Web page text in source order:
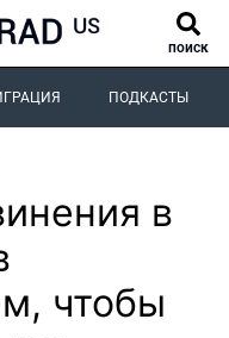
поиск
ПОДКАСТЫ
в
чтобы